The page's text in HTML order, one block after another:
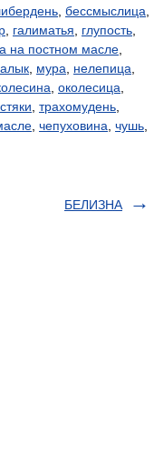
бессмыслица
галиматья глупость
на постном масле
мура нелепица
околесица
трахомудень
чепуховина чушь
БЕЛИЗНА